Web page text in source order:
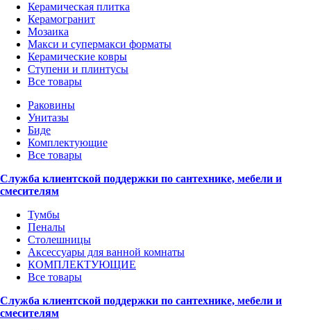
Керамическая плитка
Керамогранит
Мозаика
Макси и супермакси форматы
Керамические ковры
Ступени и плинтусы
Все товары
Раковины
Унитазы
Биде
Комплектующие
Все товары
Служба клиентской поддержки по сантехнике, мебели и
смесителям
Тумбы
Пеналы
Столешницы
Аксессуары для ванной комнаты
КОМПЛЕКТУЮЩИЕ
Все товары
Служба клиентской поддержки по сантехнике, мебели и
смесителям